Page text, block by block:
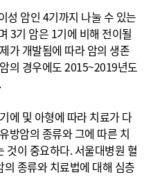
성 암인 4기까지 나눌 수 있는
3기 암은 1기에 비해 전이될
가 개발됨에 따라 암의 생존
의 경우에도 2015~2019년도
에 및 아형에 따라 치료가 다
방암의 종류와 그에 따른 치
것이 중요하다. 서울대병원 혈
종류와 치료법에 대해 심층